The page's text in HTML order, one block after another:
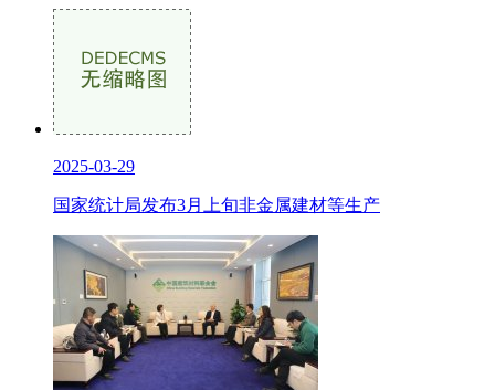
2025-03-29
国家统计局发布3月上旬非金属建材等生产